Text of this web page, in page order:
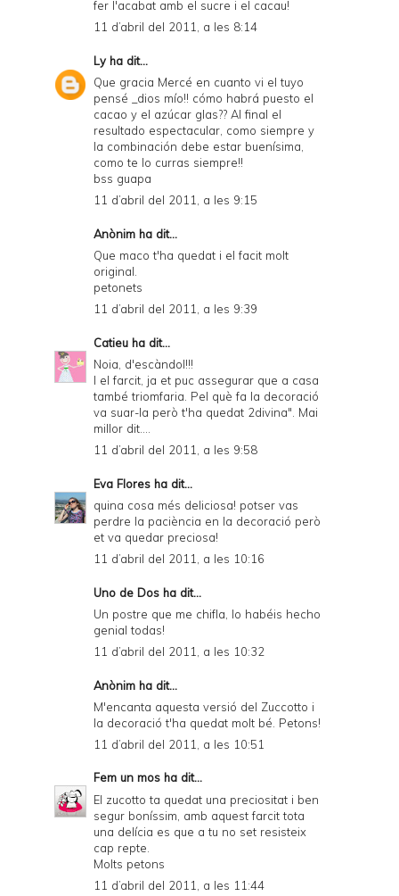
fer l'acabat amb el sucre i el cacau!
11 d’abril del 2011, a les 8:14
Lyha dit...
Que gracia Mercé en cuanto vi el tuyo
pensé _dios mío!! cómo habrá puesto el
cacao y el azúcar glas?? Al final el
resultado espectacular, como siempre y
la combinación debe estar buenísima,
como te lo curras siempre!!
bss guapa
11 d’abril del 2011, a les 9:15
Anònim ha dit...
Que maco t'ha quedat i el facit molt
original.
petonets
11 d’abril del 2011, a les 9:39
Catieu ha dit...
Noia, d'escàndol!!!
I el farcit, ja et puc assegurar que a casa
també triomfaria. Pel què fa la decoració
va suar-la però t'ha quedat 2divina". Mai
millor dit....
11 d’abril del 2011, a les 9:58
Eva Flores ha dit...
quina cosa més deliciosa! potser vas
perdre la paciència en la decoració però
et va quedar preciosa!
11 d’abril del 2011, a les 10:16
Uno de Dos ha dit...
Un postre que me chifla, lo habéis hecho
genial todas!
11 d’abril del 2011, a les 10:32
Anònim ha dit...
M'encanta aquesta versió del Zuccotto i
la decoració t'ha quedat molt bé. Petons!
11 d’abril del 2011, a les 10:51
Fem un mos ha dit...
El zucotto ta quedat una preciositat i ben
segur boníssim, amb aquest farcit tota
una delícia es que a tu no set resisteix
cap repte.
Molts petons
11 d’abril del 2011, a les 11:44